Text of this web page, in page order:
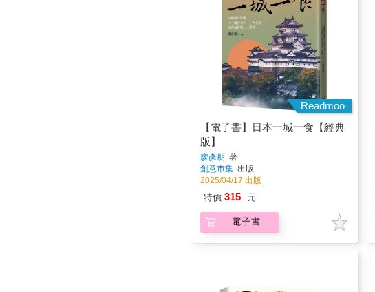
Readmoo
【電子書】日本一城一食【經典
版】
廖彥朋 著
創意市集 出版
2025/04/17 出版
特價 315 元
電子書